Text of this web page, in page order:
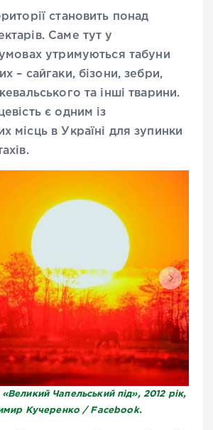
становить понад
Саме тут у
умовах утримуються табуни
– сайгаки, бізони, зебри,
та інші тварини.
є одним із
місць в Україні для зупинки
Чапельський під», 2012 рік,
Кучеренко / Facebook.